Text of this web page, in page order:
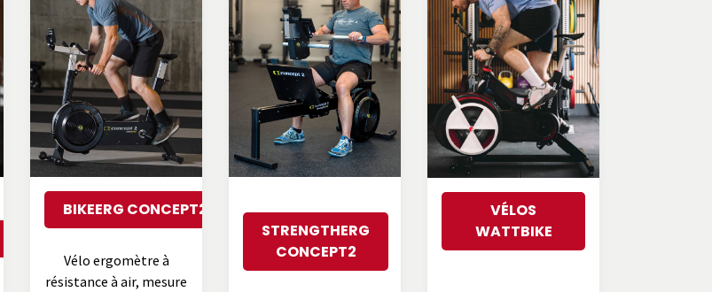
BIKEERG CONCEPT2
Vélo ergomètre à
résistance à air, mesure
STRENGTHERG
CONCEPT2
VÉLOS
WATTBIKE